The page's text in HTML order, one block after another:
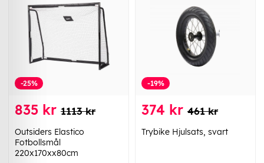
-25%
835 kr 1113 kr
Outsiders Elastico
Fotbollsmål
220x170xx80cm
-19%
374 kr 461 kr
Trybike Hjulsats, svart